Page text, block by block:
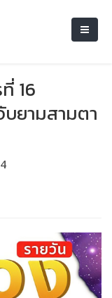
16
ยามสามตา